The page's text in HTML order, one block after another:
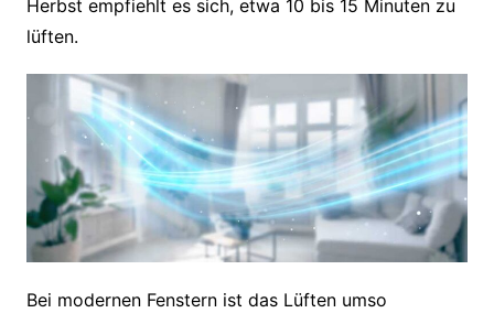
Herbst empfiehlt es sich, etwa 10 bis 15 Minuten zu
lüften.
Bei modernen Fenstern ist das Lüften umso